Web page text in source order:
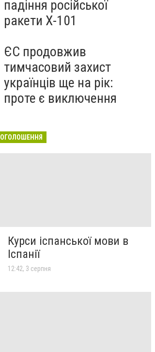
падіння російської
ракети Х-101
ЄС продовжив
тимчасовий захист
українців ще на рік:
проте є виключення
ОГОЛОШЕННЯ
Курси іспанської мови в
Іспанії
12:42, 3 серпня